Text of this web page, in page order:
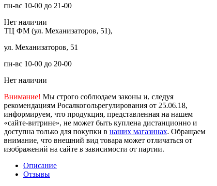
пн-вс 10-00 до 21-00
Нет наличии
ТЦ ФМ (ул. Механизаторов, 51),
ул. Механизаторов, 51
пн-вс 10-00 до 20-00
Нет наличии
Внимание! Мы строго соблюдаем законы и, следуя
рекомендациям Росалкогольрегулирования от 25.06.18,
информируем, что продукция, представленная на нашем
«сайте-витрине», не может быть куплена дистанционно и
доступна только для покупки в наших магазинах. Обращаем
внимание, что внешний вид товара может отличаться от
изображений на сайте в зависимости от партии.
Описание
Отзывы